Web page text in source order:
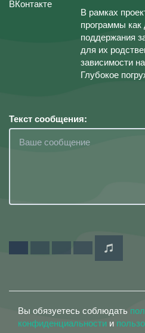
В рамках
программы
поддержания
для их
зависимости
Глубокое
Текст сообщения:
Вы обязуетесь соблюдать
конфиденциальности и